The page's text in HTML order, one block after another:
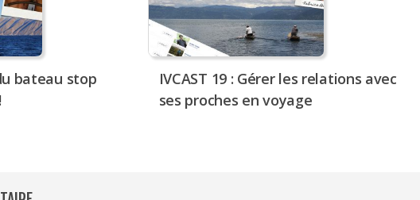
bateau stop
IVCAST 19 : Gérer les relations avec
ses proches en voyage